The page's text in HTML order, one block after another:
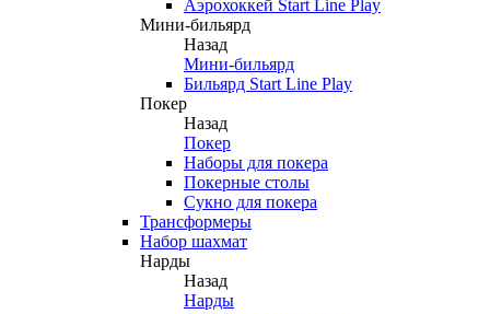
Аэрохоккей Start Line Play
Мини-бильярд
Назад
Мини-бильярд
Бильярд Start Line Play
Покер
Назад
Покер
Наборы для покера
Покерные столы
Сукно для покера
Трансформеры
Набор шахмат
Нарды
Назад
Нарды